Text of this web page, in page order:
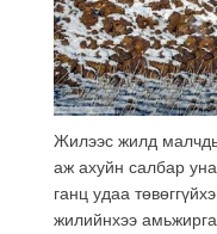
Жилээс жилд
аж ахуйн салбар
ганц удаа
жилийнхээ